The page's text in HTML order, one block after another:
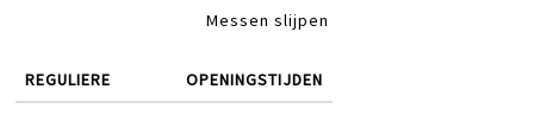
Messen slijpen
REGULIERE OPENINGSTIJDEN